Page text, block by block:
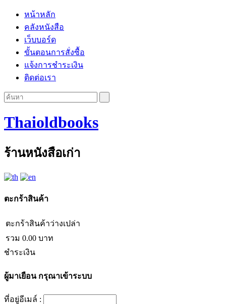
หน้าหลัก
คลังหนังสือ
เว็บบอร์ด
ขั้นตอนการสั่งซื้อ
แจ้งการชำระเงิน
ติดต่อเรา
Thaioldbooks
ร้านหนังสือเก่า
ตะกร้าสินค้า
ตะกร้าสินค้าว่างเปล่า
รวม 0.00 บาท
ชำระเงิน
ผู้มาเยือนกรุณาเข้าระบบ
ที่อยู่อีเมล์ :